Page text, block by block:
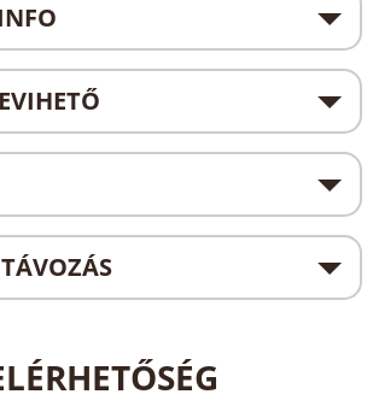
TÁVOZÁS